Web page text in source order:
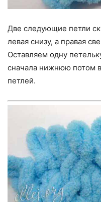
Две следующие петли
левая снизу, а правая
Оставляем одну
сначала нижнюю потом
петлей.